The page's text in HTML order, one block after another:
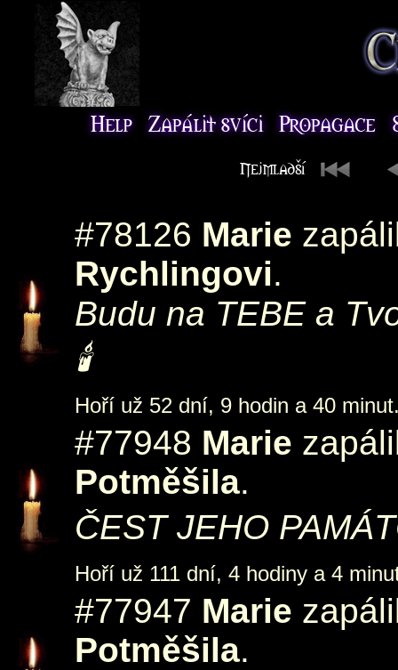
#78126 Marie
Rychlingovi.
Budu na TEBE a
🕯
Hoří už 52 dní, 9 hodin a 40
#77948 Marie
Potměšila.
ČEST JEHO
Hoří už 111 dní, 4 hodiny a 4
#77947 Marie
Potměšila.